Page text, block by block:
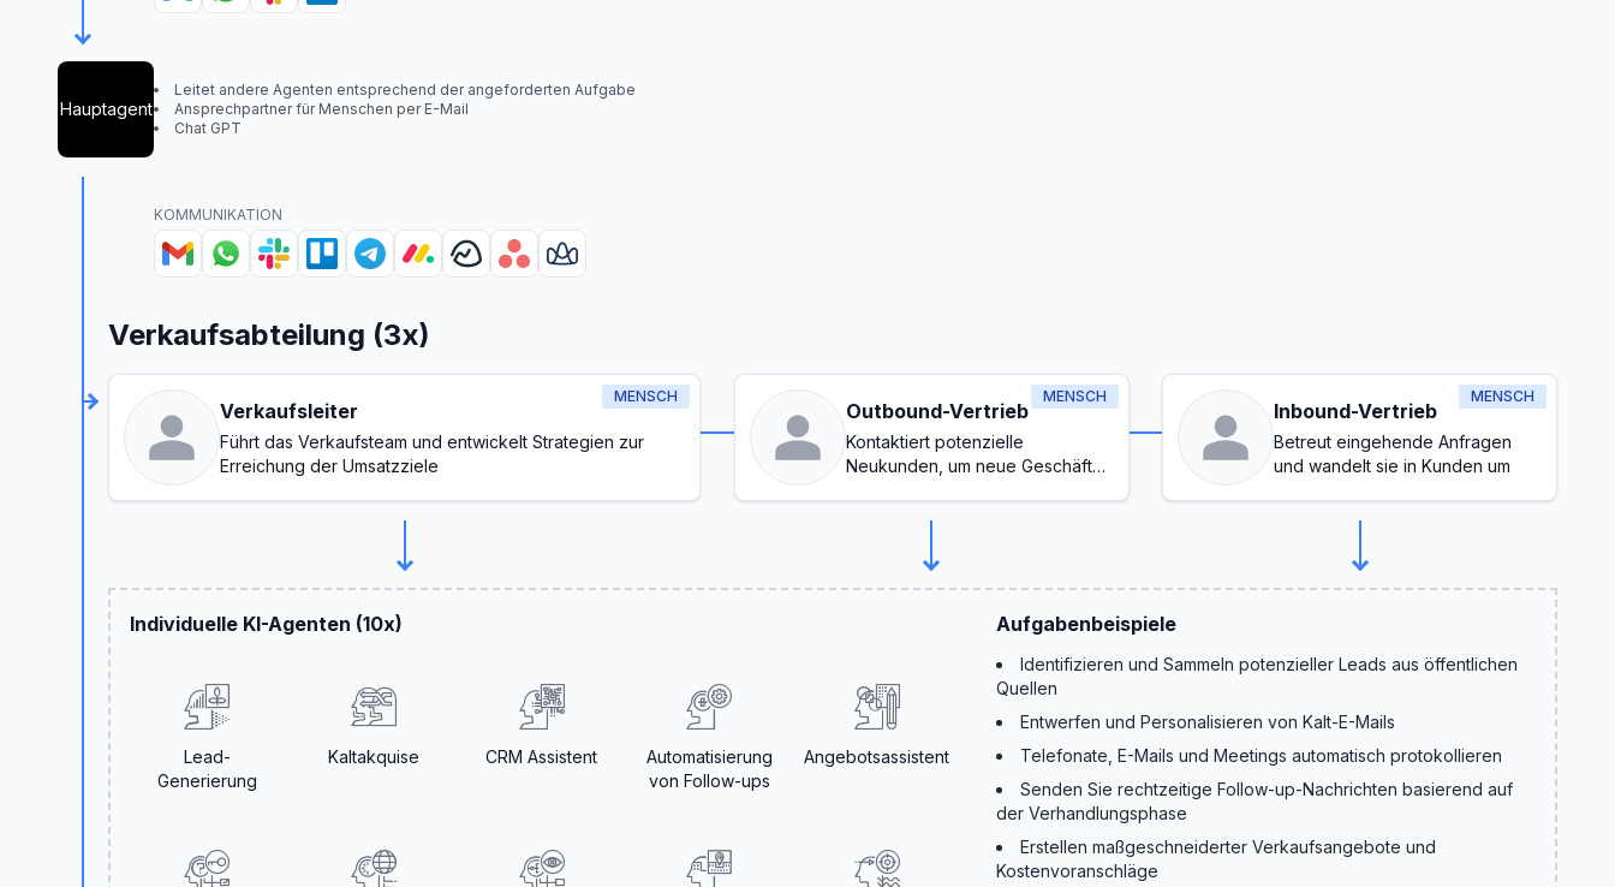
Hauptagent
Leitet andere Agenten entsprechend der angeforderten Aufgabe
Ansprechpartner für Menschen per E-Mail
Chat GPT
KOMMUNIKATION
Verkaufsabteilung (3x)
MENSCH
Verkaufsleiter
Führt das Verkaufsteam und entwickelt Strategien zur
Erreichung der Umsatzziele
MENSCH
Outbound-Vertrieb
Kontaktiert potenzielle
Neukunden, um neue Geschäfte
MENSCH
Inbound-Vertrieb
Betreut eingehende Anfragen
und wandelt sie in Kunden um
Individuelle KI-Agenten (10x)
Lead-
Generierung
Kaltakquise CRM Assistent
Automatisierung
von Follow-ups
Angebotsassistent
Aufgabenbeispiele
Identifizieren und Sammeln potenzieller Leads aus öffentlichen
Quellen
Entwerfen und Personalisieren von Kalt-E-Mails
Telefonate, E-Mails und Meetings automatisch protokollieren
Senden Sie rechtzeitige Follow-up-Nachrichten basierend auf
der Verhandlungsphase
Erstellen maßgeschneiderter Verkaufsangebote und
Kostenvoranschläge